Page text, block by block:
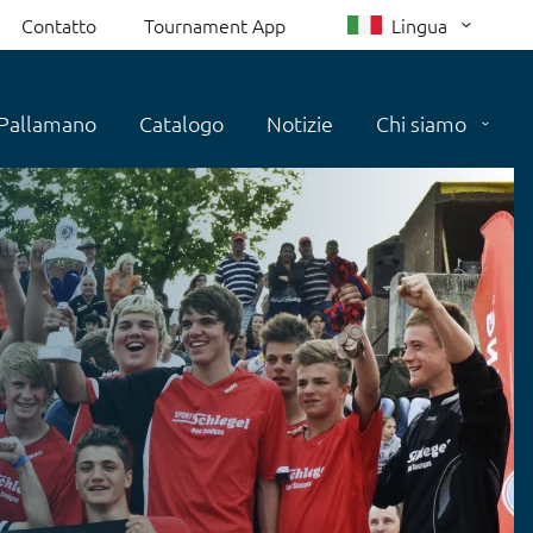
Contatto Tournament App Lingua
Catalogo Notizie Chi siamo